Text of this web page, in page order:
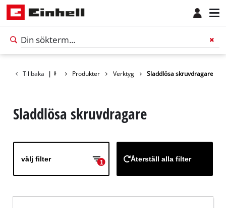
Tillbaka | Produkter Verktyg Sladdlösa skruvdragare
Sladdlösa skruvdragare
välj filter 1 Återställ alla filter